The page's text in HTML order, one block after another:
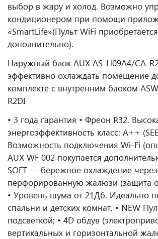
выбор в жару и холод. Возможно
кондиционером при помощи
«SmartLife»(Пульт WiFi приобретается
дополнительно).
Наружный блок AUX AS-H09A4/CA-
эффективно охлаждать помещение
комплекте с внутренним блоком
R2DI
• 3 года гарантия • Фреон R32.
энергоэффективность класс: А++
Возможность подключения Wi-Fi
AUX WF 002 покупается
SOFT — бережное охлаждение через
перфорированную жалюзи (защита
• Уровень шума от 21Дб. Идеально
спальни и детских комнат. • NEW
подсветкой; • 4D обдув
вертикальных и горизонтальной